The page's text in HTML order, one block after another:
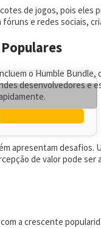
de jogos, pois
e redes sociais,
o Humble
desenvolvedores e
apresentam
de valor pode
a crescente